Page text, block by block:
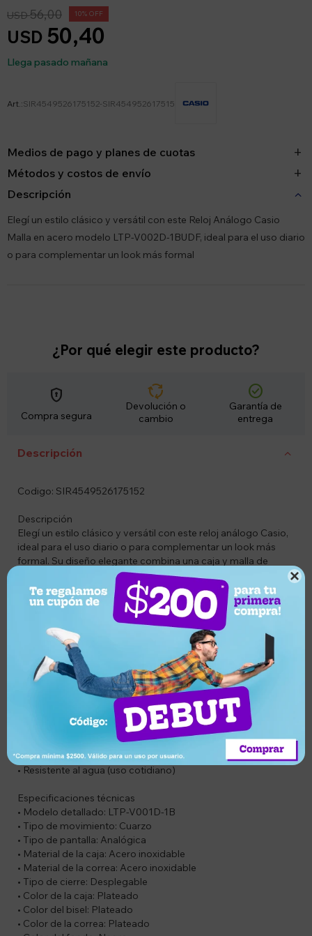

USD 50,40
USD56,00 10
Llega pasado mañana
SIR4549526175152-SIR454952617515
Medios de pago y planes de cuotas
Métodos y costos de envío
Descripción
Elegí un estilo clásico y versátil con este Reloj Análogo Casio
Malla en acero modelo LTP-V002D-1BUDF, ideal para el uso diario
o para complementar un look más formal
¿Por qué elegir este producto?
encrypted
Compra segura
cycle
Devolución o
cambio
check_circle
Garantía de
entrega
Descripción
Codigo: SIR4549526175152
Descripción
Elegí un estilo clásico y versátil con este reloj análogo Casio,
ideal para el uso diario o para complementar un look más
formal. Su diseño elegante combina una caja y malla de
acero inoxidable en tono plateado con un fondo negro que
aporta sobriedad y fácil lectura. Liviano, cómodo y
resistente, es una excelente opción para quienes buscan
calidad y durabilidad en un accesorio atemporal.
Características principales
• Marca: Casio
• Modelo: LTP-V001D-1B
• Género: Sin género
• Diseño clásico y minimalista
• Malla de acero inoxidable color plateado
• Esfera negra con excelente contraste
• Movimiento preciso de cuarzo
• Cierre desplegable seguro y práctico
• Resistente al agua (uso cotidiano)
Especificaciones técnicas
• Modelo detallado: LTP-V001D-1B
• Tipo de movimiento: Cuarzo
• Tipo de pantalla: Analógica
• Material de la caja: Acero inoxidable
• Material de la correa: Acero inoxidable
• Tipo de cierre: Desplegable
• Color de la caja: Plateado
• Color del bisel: Plateado
• Color de la correa: Plateado